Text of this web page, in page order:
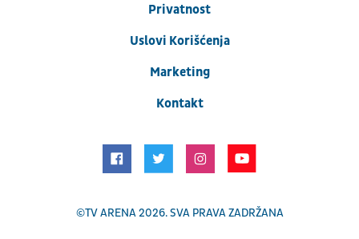
Privatnost
Uslovi Korišćenja
Marketing
Kontakt
©TV ARENA2026. SVA PRAVA ZADRŽANA